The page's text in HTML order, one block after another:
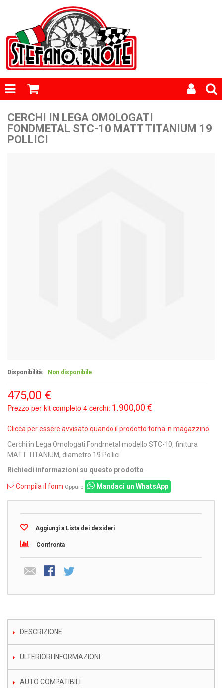
CERCHI IN LEGA OMOLOGATI
FONDMETAL STC-10 MATT TITANIUM 19
POLLICI
Disponibilità: Non disponibile
475,00 €
Prezzo per kit completo 4 cerchi: 1.900,00 €
Clicca per essere avvisato quando il prodotto torna in magazzino.
Cerchi in Lega Omologati Fondmetal modello STC-10, finitura
MATT TITANIUM, diametro 19 Pollici
Richiedi informazioni su questo prodotto
Compila il form Oppure Mandaci un WhatsApp
Aggiungi a Lista dei desideri
Confronta
DESCRIZIONE
ULTERIORI INFORMAZIONI
AUTO COMPATIBILI